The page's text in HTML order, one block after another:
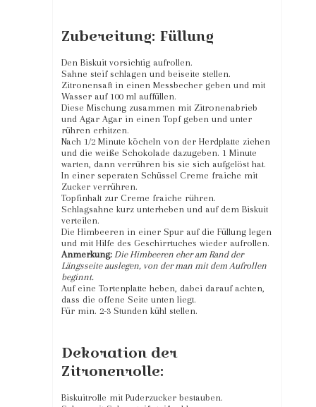
Zubereitung: Füllung
Den Biskuit vorsichtig aufrollen.
Sahne steif schlagen und beiseite stellen.
Zitronensaft in einen Messbecher geben und mit
Wasser auf 100 ml auffüllen.
Diese Mischung zusammen mit Zitronenabrieb
und Agar Agar in einen Topf geben und unter
rühren erhitzen.
Nach 1/2 Minute köcheln von der Herdplatte ziehen
und die weiße Schokolade dazugeben. 1 Minute
warten, dann verrühren bis sie sich aufgelöst hat.
In einer seperaten Schüssel Creme fraiche mit
Zucker verrühren.
Topfinhalt zur Creme fraiche rühren.
Schlagsahne kurz unterheben und auf dem Biskuit
verteilen.
Die Himbeeren in einer Spur auf die Füllung legen
und mit Hilfe des Geschirrtuches wieder aufrollen.
Anmerkung: Die Himbeeren eher am Rand der
Längsseite auslegen, von der man mit dem Aufrollen
beginnt.
Auf eine Tortenplatte heben, dabei darauf achten,
dass die offene Seite unten liegt.
Für min. 2-3 Stunden kühl stellen.
Dekoration der
Zitronenrolle:
Biskuitrolle mit Puderzucker bestauben.